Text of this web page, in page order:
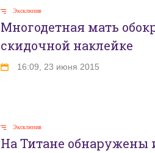
Эксклюзив
Многодетная мать
скидочной наклейке
16:09, 23 июня 2015
Эксклюзив
На Титане